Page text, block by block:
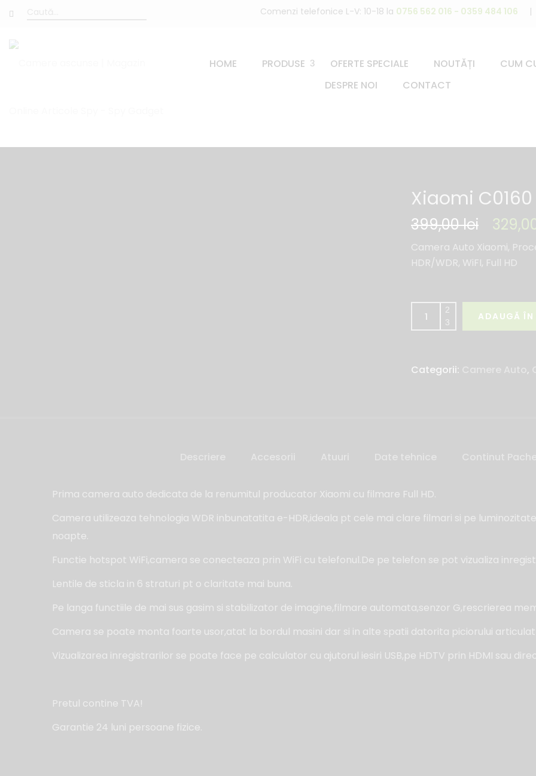
Comenzi telefonice L-V: 10-18 la 0756 562 016 - 0359 484 106 |
HOME PRODUSE OFERTE SPECIALE NOUTĂȚI
CUM
DESPRE NOI
CONTACT
Xiaomi C0160
399,00lei
Camera Auto Xiaomi,
HDR/WDR, WiFI, Full HD
ADAUGĂ ÎN
Categorii: ,
Prima camera auto dedicata de la renumitul producator Xiaomi cu filmare Full HD.
Camera utilizeaza tehnologia WDR inbunatatita e-HDR,ideala pt cele mai clare filmari si pe
noapte.
Functie hotspot WiFi,camera se conecteaza prin WiFi cu telefonul.De pe telefon se pot vizualiza
Lentile de sticla in 6 straturi pt o claritate mai buna.
Pe langa functiile de mai sus gasim si stabilizator de imagine,filmare automata,senzor G,rescrierea
Camera se poate monta foarte usor,atat la bordul masini dar si in alte spatii datorita piciorului
Vizualizarea inregistrarilor se poate face pe calculator cu ajutorul iesiri USB,pe HDTV prin HDMI sau
Pretul contine TVA!
Garantie 24 luni persoane fizice.